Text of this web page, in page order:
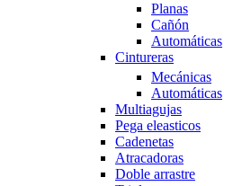
Planas
Cañón
Automáticas
Cintureras
Mecánicas
Automáticas
Multiagujas
Pega eleasticos
Cadenetas
Atracadoras
Doble arrastre